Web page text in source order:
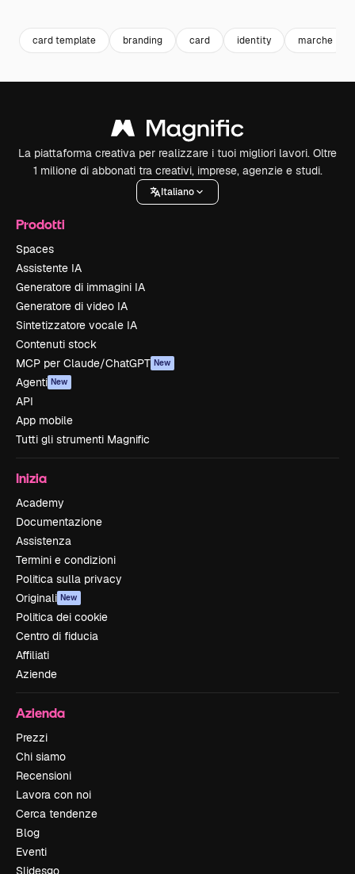
card template branding card identity marche
La piattaforma creativa per realizzare i tuoi migliori lavori. Oltre
1 milione di abbonati tra creativi, imprese, agenzie e studi.
Italiano
Prodotti
Spaces
Assistente IA
Generatore di immagini IA
Generatore di video IA
Sintetizzatore vocale IA
Contenuti stock
MCP per Claude/ChatGPT New
Agenti New
API
App mobile
Tutti gli strumenti Magnific
Inizia
Academy
Documentazione
Assistenza
Termini e condizioni
Politica sulla privacy
Originali New
Politica dei cookie
Centro di fiducia
Affiliati
Aziende
Azienda
Prezzi
Chi siamo
Recensioni
Lavora con noi
Cerca tendenze
Blog
Eventi
Slidesgo